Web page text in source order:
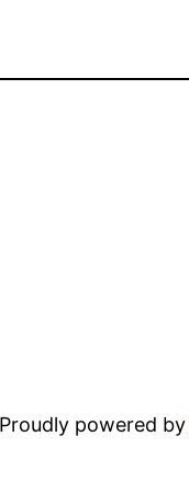
Proudly powered by